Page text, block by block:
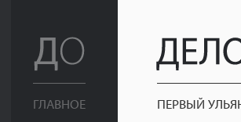
ГЛАВНОЕ ПЕРВЫЙ